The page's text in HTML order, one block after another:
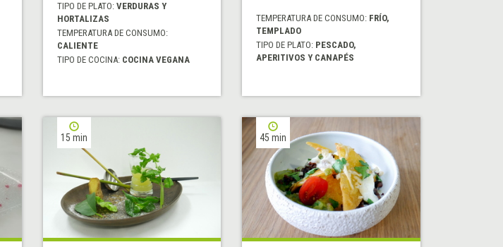
TIPO DE PLATO: VERDURAS Y
HORTALIZAS
TEMPERATURA DE CONSUMO:
CALIENTE
TIPO DE COCINA: COCINA VEGANA
TEMPERATURA DE CONSUMO: FRÍO,
TEMPLADO
TIPO DE PLATO: PESCADO,
APERITIVOS Y CANAPÉS
15 min 45 min